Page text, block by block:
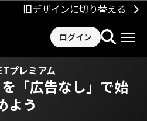
旧デザインに切り替える
ログイン
プレミアム
「広告なし」で始
よう